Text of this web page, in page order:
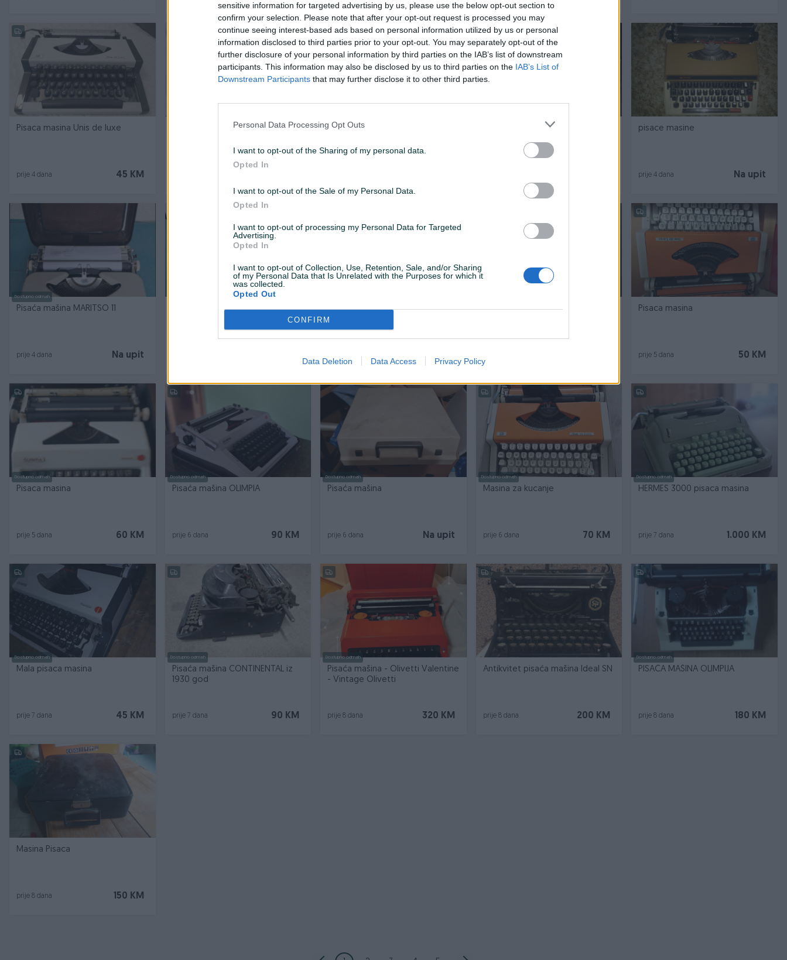
sensitive information for targeted advertising by us, please use the below opt-out section to
confirm your selection. Please note that after your opt-out request is processed you may
continue seeing interest-based ads based on personal information utilized by us or personal
information disclosed to third parties prior to your opt-out. You may separately opt-out of the
further disclosure of your personal information by third parties on the IAB’s list of downstream
participants. This information may also be disclosed by us to third parties on the IAB’s List of
Downstream Participants that may further disclose it to other third parties.
Personal Data Processing Opt Outs
I want to opt-out of the Sharing of my personal data.
Opted In
I want to opt-out of the Sale of my Personal Data.
Opted In
I want to opt-out of processing my Personal Data for Targeted
Advertising.
Opted In
I want to opt-out of Collection, Use, Retention, Sale, and/or Sharing
of my Personal Data that Is Unrelated with the Purposes for which it
was collected.
Opted Out
CONFIRM
Data Deletion Data Access Privacy Policy
Pisaca masina Unis de luxe
45 KM
prije 4 dana
Stara pisaca masina Pisaca masina Unis
Masina za 1.razred srednje skole
pisace masine
Na upit
prije 4 dana
Dostupno odmah
Pisaća mašina MARITSO 11
Na upit
prije 4 dana
Pisaća mašina "UNIS" portabl - 1 Pisaća mašina "UNIS" portabl - 2
Na upit
prije 4 dana
Pisaća mašina "UNIS",portabl - 3 Pisaca masina
50 KM
prije 5 dana
Dostupno odmah
Pisaca masina
60 KM
prije 5 dana
Dostupno odmah
Pisaća mašina OLIMPIA
90 KM
prije 6 dana
Dostupno odmah
Pisaća mašina
Na upit
prije 6 dana
Dostupno odmah
Masina za kucanje
70 KM
prije 6 dana
Dostupno odmah
HERMES 3000 pisaca masina
1.000 KM
prije 7 dana
Dostupno odmah
Mala pisaca masina
45 KM
prije 7 dana
Dostupno odmah
Pisaća mašina CONTINENTAL iz
1930 god
90 KM
prije 7 dana
Dostupno odmah
Pisaća mašina - Olivetti Valentine
- Vintage Olivetti
320 KM
prije 8 dana
Antikvitet pisaća mašina Ideal SN
200 KM
prije 8 dana
Dostupno odmah
PISAĆA MAŠINA OLIMPIJA
180 KM
prije 8 dana
Masina Pisaca
150 KM
prije 8 dana